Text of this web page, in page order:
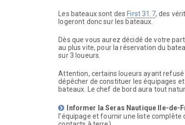
Les bateaux sont des First 31.7, des
logeront donc sur les bateaux.
Dès que vous aurez décidé de votre
au plus vite, pour la réservation du
sur 3 loueurs.
Attention, certains loueurs ayant
dépêcher de constituer les équipages
bateaux. Le chef de bord aura tout
Informer laSeras Nautique Ile-de-
l’équipage et fournir une liste